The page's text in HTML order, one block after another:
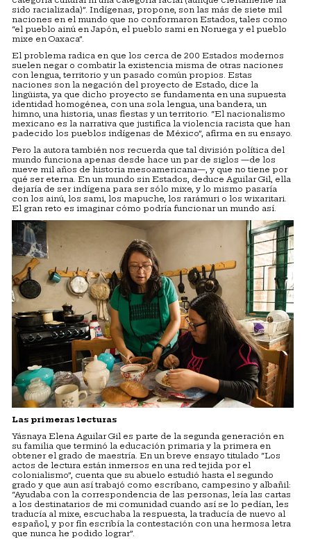
sido racializada)”. Indígenas, propone, son las más de siete mil
naciones en el mundo que no conformaron Estados, tales como
“el pueblo ainú en Japón, el pueblo sami en Noruega y el pueblo
mixe en Oaxaca”.
El problema radica en que los cerca de 200 Estados modernos
suelen negar o combatir la existencia misma de otras naciones
con lengua, territorio y un pasado común propios. Estas
naciones son la negación del proyecto de Estado, dice la
lingüista, ya que dicho proyecto se fundamenta en una supuesta
identidad homogénea, con una sola lengua, una bandera, un
himno, una historia, unas fiestas y un territorio. “El nacionalismo
mexicano es la narrativa que justifica la violencia racista que han
padecido los pueblos indígenas de México”, afirma en su ensayo.
Pero la autora también nos recuerda que tal división política del
mundo funciona apenas desde hace un par de siglos —de los
nueve mil años de historia mesoamericana—, y que no tiene por
qué ser eterna. En un mundo sin Estados, deduce Aguilar Gil, ella
dejaría de ser indígena para ser sólo mixe, y lo mismo pasaría
con los ainú, los sami, los mapuche, los rarámuri o los wixaritari.
El gran reto es imaginar cómo podría funcionar un mundo así.
Las primeras lecturas
Yásnaya Elena Aguilar Gil es parte de la segunda generación en
su familia que terminó la educación primaria y la primera en
obtener el grado de maestría. En un breve ensayo titulado “Los
actos de lectura están inmersos en una red tejida por el
colonialismo”, cuenta que su abuelo estudió hasta el segundo
grado y que aun así trabajó como escribano, campesino y albañil:
“Ayudaba con la correspondencia de las personas, leía las cartas
a los destinatarios de mi comunidad cuando así se lo pedían, les
traducía al mixe, escuchaba la respuesta, la traducía de nuevo al
español, y por fin escribía la contestación con una hermosa letra
que nunca he podido lograr”.